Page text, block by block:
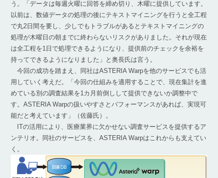
う。「データは毎週火曜に回答を締め切り、木曜に提供しています。
以前は、数値データの処理の後にテキストマイニングを行うと全工程
で丸2日間を要し、少しでもトラブルがあるとテキストマイニングの
処理が木曜日の朝までに終わらないリスクがありました。それが現在
は全工程を1日で処理できるようになり、提供前のチェックを余裕を
持ってできるようになりました」と奥長氏は言う。
今回の成功を踏まえ、同社はASTERIA Warpを他のサービスでも活
用していく考えだ。「今回の仕組みを適用することで、現在集計を進
めている別の調査結果を1カ月前倒しして提供できないか調整中で
す。ASTERIA Warpの扱いやすさとパフォーマンスがあれば、実現可
能だと考えています」（佐藤氏）。
ITの活用により、医療業界に欠かせない調査サービスを提供するア
ンテリオ。同社のサービスを、ASTERIA Warpはこれからも支えてい
く。